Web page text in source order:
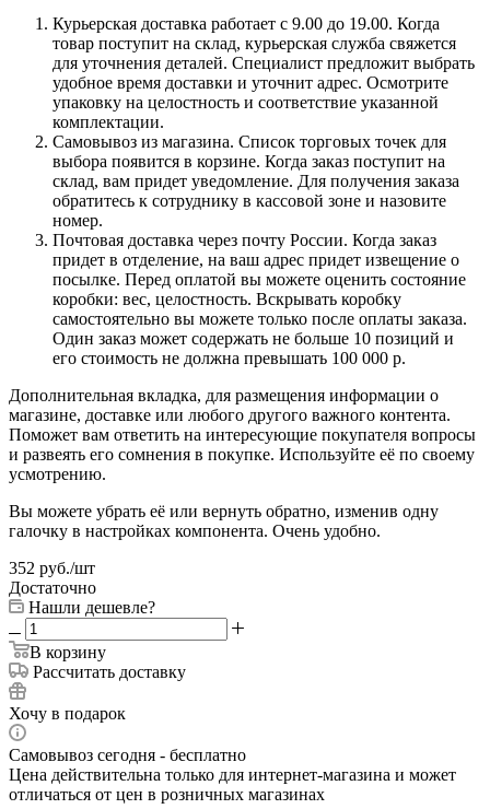
Курьерская доставка работает с 9.00 до 19.00. Когда
товар поступит на склад, курьерская служба свяжется
для уточнения деталей. Специалист предложит выбрать
удобное время доставки и уточнит адрес. Осмотрите
упаковку на целостность и соответствие указанной
комплектации.
Самовывоз из магазина. Список торговых точек для
выбора появится в корзине. Когда заказ поступит на
склад, вам придет уведомление. Для получения заказа
обратитесь к сотруднику в кассовой зоне и назовите
номер.
Почтовая доставка через почту России. Когда заказ
придет в отделение, на ваш адрес придет извещение о
посылке. Перед оплатой вы можете оценить состояние
коробки: вес, целостность. Вскрывать коробку
самостоятельно вы можете только после оплаты заказа.
Один заказ может содержать не больше 10 позиций и
его стоимость не должна превышать 100 000 р.
Дополнительная вкладка, для размещения информации о
магазине, доставке или любого другого важного контента.
Поможет вам ответить на интересующие покупателя вопросы
и развеять его сомнения в покупке. Используйте её по своему
усмотрению.
Вы можете убрать её или вернуть обратно, изменив одну
галочку в настройках компонента. Очень удобно.
352 руб./шт
Достаточно
Нашли дешевле?
В корзину
Рассчитать доставку
Хочу в подарок
Самовывоз сегодня - бесплатно
Цена действительна только для интернет-магазина и может
отличаться от цен в розничных магазинах